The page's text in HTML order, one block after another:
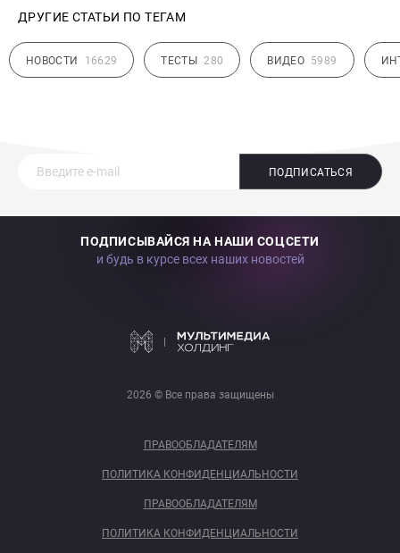
ДРУГИЕ СТАТЬИ ПО ТЕГАМ
НОВОСТИ 16629 ТЕСТЫ 280 ВИДЕО 5989
ПОДПИСАТЬСЯ
ПОДПИСЫВАЙСЯ НА НАШИ СОЦСЕТИ
и будь в курсе всех наших новостей
2026 © Все права защищены
ПРАВООБЛАДАТЕЛЯМ
ПОЛИТИКА КОНФИДЕНЦИАЛЬНОСТИ
ПРАВООБЛАДАТЕЛЯМ
ПОЛИТИКА КОНФИДЕНЦИАЛЬНОСТИ